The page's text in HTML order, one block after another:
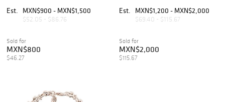
Est.
MXN$900 - MXN$1,500
$52.05 - $86.76
Sold for
MXN$800
$46.27
Est.
MXN$1,200 - MXN$2,000
$69.40 - $115.67
Sold for
MXN$2,000
$115.67